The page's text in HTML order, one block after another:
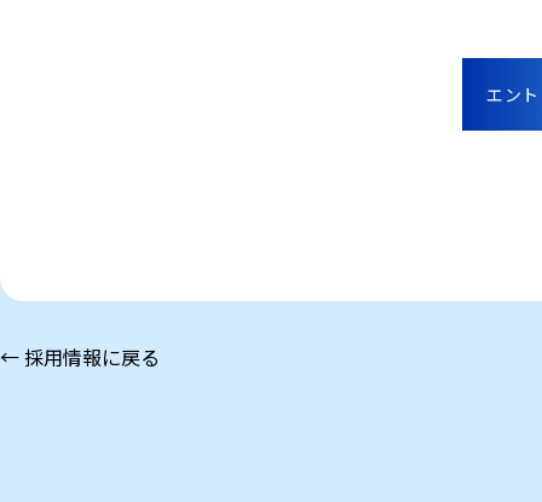
エン
← 採用情報に戻る